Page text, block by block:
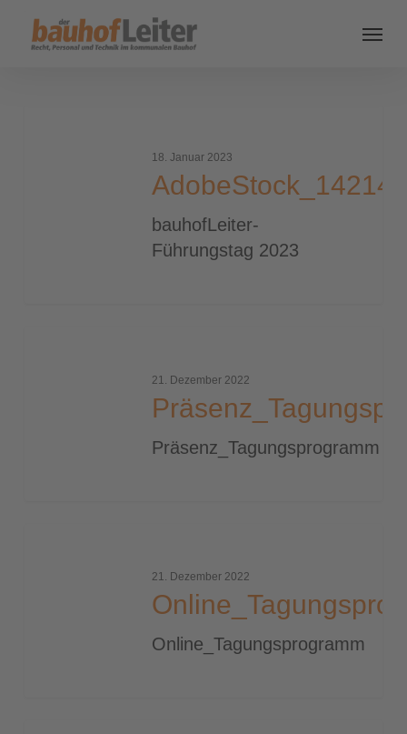
18. Januar 2023
bauhofLeiter-
Führungstag 2023
21. Dezember 2022
Präsenz_Tagungsprogramm
21. Dezember 2022
Online_Tagungsprogramm